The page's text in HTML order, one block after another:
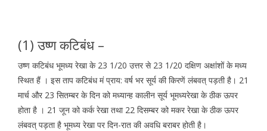
(1) उष्ण कटिबंध –
उष्ण कटिबंध भूमध्य रेखा के 23 1/20 उत्तर से 23 1/20 दक्षिण अक्षांशों के मध्य
स्थित हैं । इस ताप कटिबंध मं प्राय: वर्ष भर सूर्य की किरणें लंबवत् पड़ती है। 21
मार्च और 23 सितम्बर के दिन को मध्यान्ह कालीन सूर्य भूमध्यरेखा के ठीक ऊपर
होता है । 21 जून को कर्क रेखा तथा 22 दिसम्बर को मकर रेखा के ठीक ऊपर
लंबवत् पड़ता है भूमध्य रेखा पर दिन-रात की अवधि बराबर होती है।